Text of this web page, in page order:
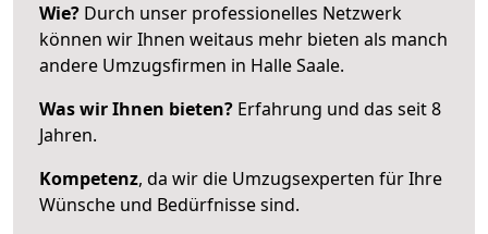
Wie? Durch unser professionelles Netzwerk
können wir Ihnen weitaus mehr bieten als manch
andere Umzugsfirmen in Halle Saale.
Was wir Ihnen bieten? Erfahrung und das seit 8
Jahren.
Kompetenz, da wir die Umzugsexperten für Ihre
Wünsche und Bedürfnisse sind.